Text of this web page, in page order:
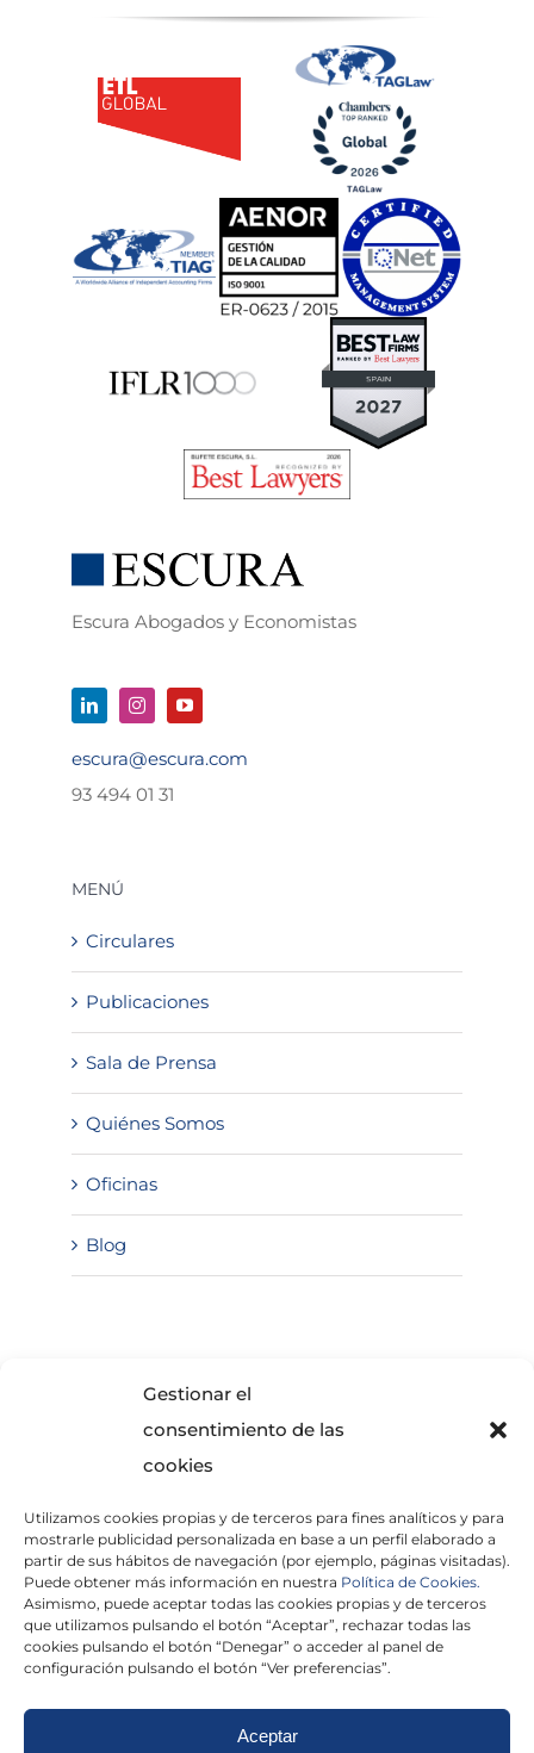
Gestionar el
consentimiento de las
cookies
Utilizamos cookies propias y de terceros para fines analíticos y para
mostrarle publicidad personalizada en base a un perfil elaborado a
partir de sus hábitos de navegación (por ejemplo, páginas visitadas).
Puede obtener más información en nuestra Política de Cookies.
Asimismo, puede aceptar todas las cookies propias y de terceros
que utilizamos pulsando el botón “Aceptar”, rechazar todas las
cookies pulsando el botón “Denegar” o acceder al panel de
configuración pulsando el botón “Ver preferencias”.
Aceptar
Escura Abogados y Economistas
escura@escura.com
93 494 01 31
MENÚ
Circulares
Publicaciones
Sala de Prensa
Quiénes Somos
Oficinas
Blog
He leído y acepto laPolítica de Privacidad